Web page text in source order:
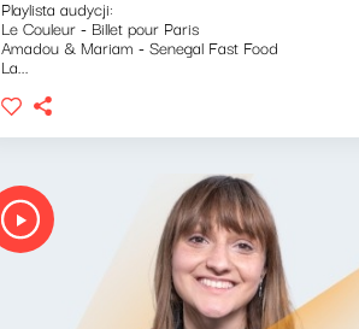
Playlista audycji:
Le Couleur - Billet pour Paris
Amadou & Mariam - Senegal Fast Food
La...